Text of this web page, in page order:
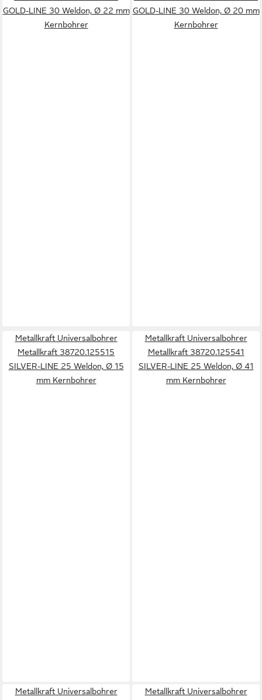
GOLD-LINE 30 Weldon, Ø 22 mm
Kernbohrer
GOLD-LINE 30 Weldon, Ø 20 mm
Kernbohrer
Metallkraft Universalbohrer
Metallkraft 38720.125515
SILVER-LINE 25 Weldon, Ø 15
mm Kernbohrer
Metallkraft Universalbohrer
Metallkraft 38720.125541
SILVER-LINE 25 Weldon, Ø 41
mm Kernbohrer
Metallkraft Universalbohrer Metallkraft Universalbohrer